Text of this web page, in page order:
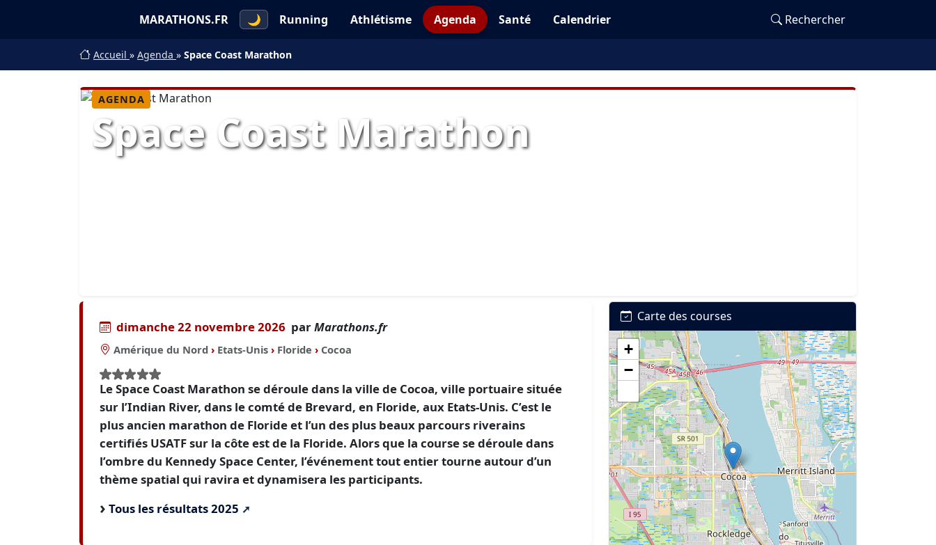
MARATHONS.FR 🌙 Running Athlétisme Agenda Santé Calendrier Rechercher
Accueil » Agenda » Space Coast Marathon
AGENDA
Space Coast Marathon
dimanche 22 novembre 2026 parMarathons.fr
Amérique du Nord › Etats-Unis › Floride › Cocoa
Le Space Coast Marathon se déroule dans la ville de Cocoa, ville portuaire située
sur l’Indian River, dans le comté de Brevard, en Floride, aux Etats-Unis. C’est le
plus ancien marathon de Floride et l’un des plus beaux parcours riverains
certifiés USATF sur la côte est de la Floride. Alors que la course se déroule dans
l’ombre du Kennedy Space Center, l’événement tout entier tourne autour d’un
thème spatial qui ravira et dynamisera les participants.
Tous les résultats 2025
Carte des courses
+
−